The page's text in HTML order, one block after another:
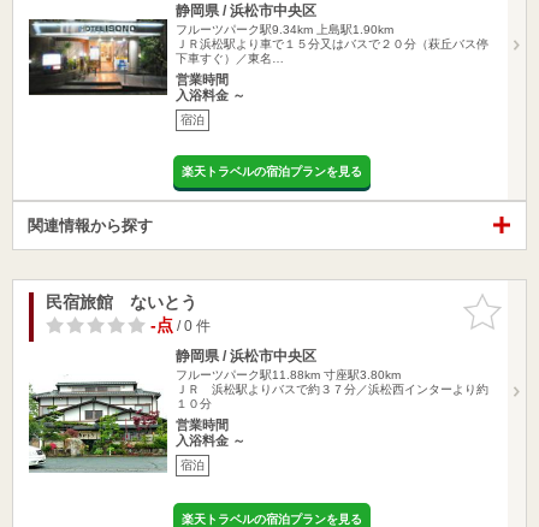
静岡県 / 浜松市中央区
フルーツパーク駅9.34km
上島駅1.90km
ＪＲ浜松駅より車で１５分又はバスで２０分（萩丘バス停
下車すぐ）／東名…
営業時間
入浴料金 ～
宿泊
楽天トラベルの宿泊プランを見る
関連情報から探す
お気に入
りに追加
民宿旅館 ないとう
-点/ 0 件
静岡県 / 浜松市中央区
フルーツパーク駅11.88km 寸座駅3.80km
ＪＲ 浜松駅よりバスで約３７分／浜松西インターより約
１０分
営業時間
入浴料金 ～
宿泊
楽天トラベルの宿泊プランを見る